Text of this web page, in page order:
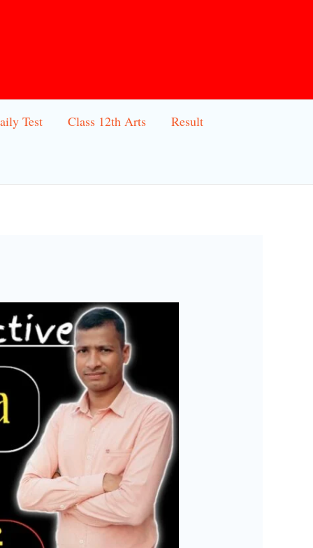
Test Class 12th Arts Result